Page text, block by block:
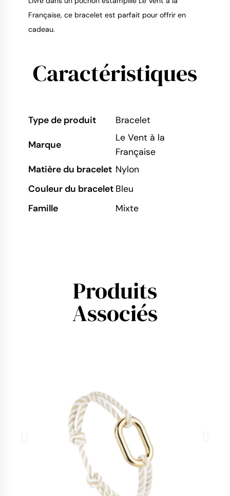
Française, ce bracelet est parfait pour offrir en
cadeau.
Caractéristiques
Type de produit Bracelet
Marque
Le Vent à la
Française
Matière du bracelet Nylon
Couleur du bracelet Bleu
Famille
Mixte
Produits
Associés